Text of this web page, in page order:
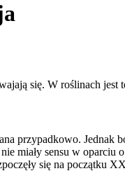
się. W roślinach
przypadkowo.
miały sensu w
się na początku